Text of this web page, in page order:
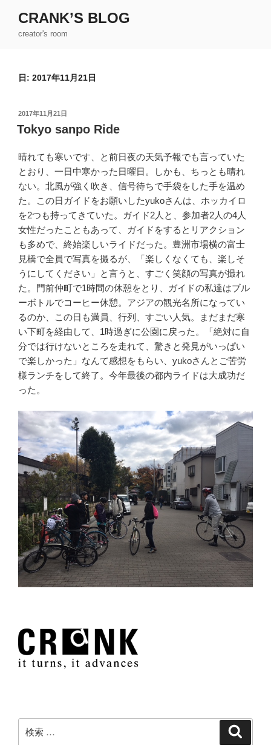
CRANK’S BLOG
creator's room
日: 2017年11月21日
投
稿
日:
2017年11月21日
Tokyo sanpo Ride
晴れても寒いです、と前日夜の天気予報でも言っていた
とおり、一日中寒かった日曜日。しかも、ちっとも晴れ
ない。北風が強く吹き、信号待ちで手袋をした手を温め
た。この日ガイドをお願いしたyukoさんは、ホッカイロ
を2つも持ってきていた。ガイド2人と、参加者2人の4人
女性だったこともあって、ガイドをするとリアクション
も多めで、終始楽しいライドだった。豊洲市場横の富士
見橋で全員で写真を撮るが、「楽しくなくても、楽しそ
うにしてください」と言うと、すごく笑顔の写真が撮れ
た。門前仲町で1時間の休憩をとり、ガイドの私達はブル
ーボトルでコーヒー休憩。アジアの観光名所になってい
るのか、この日も満員、行列、すごい人気。まだまだ寒
い下町を経由して、1時過ぎに公園に戻った。「絶対に自
分では行けないところを走れて、驚きと発見がいっぱい
で楽しかった」なんて感想をもらい、yukoさんとご苦労
様ランチをして終了。今年最後の都内ライドは大成功だ
った。
索: